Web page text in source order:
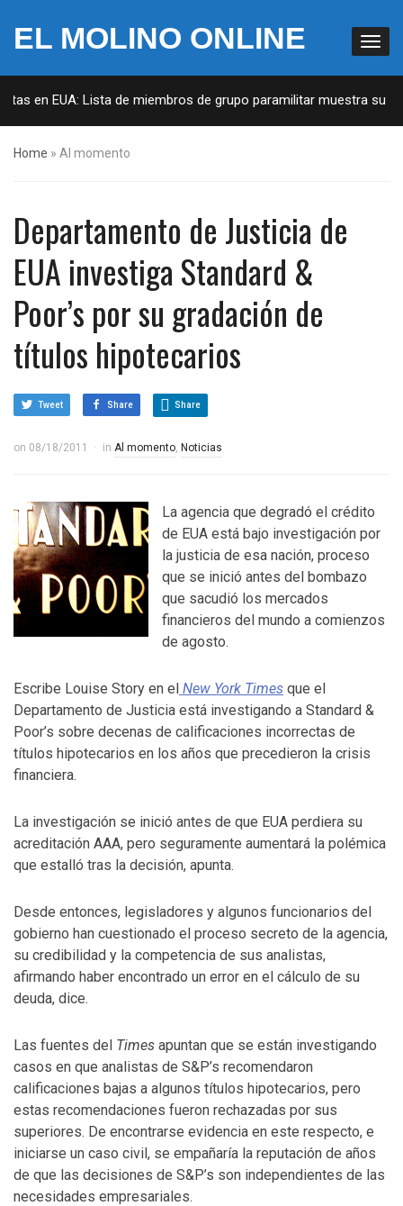
EL MOLINO ONLINE
en EUA: Lista de miembros de grupo paramilitar muestra su
Home » Al momento
Departamento de Justicia de
EUA investiga Standard &
Poor’s por su gradación de
títulos hipotecarios
Tweet Share Share
on 08/18/2011 in Al momento, Noticias
La agencia que degradó el crédito
de EUA está bajo investigación por
la justicia de esa nación, proceso
que se inició antes del bombazo
que sacudió los mercados
financieros del mundo a comienzos
de agosto.
Escribe Louise Story en el New York Times que el
Departamento de Justicia está investigando a Standard &
Poor’s sobre decenas de calificaciones incorrectas de
títulos hipotecarios en los años que precedieron la crisis
financiera.
La investigación se inició antes de que EUA perdiera su
acreditación AAA, pero seguramente aumentará la polémica
que estalló tras la decisión, apunta.
Desde entonces, legisladores y algunos funcionarios del
gobierno han cuestionado el proceso secreto de la agencia,
su credibilidad y la competencia de sus analistas,
afirmando haber encontrado un error en el cálculo de su
deuda, dice.
Las fuentes del Times apuntan que se están investigando
casos en que analistas de S&P’s recomendaron
calificaciones bajas a algunos títulos hipotecarios, pero
estas recomendaciones fueron rechazadas por sus
superiores. De encontrarse evidencia en este respecto, e
iniciarse un caso civil, se empañaría la reputación de años
de que las decisiones de S&P’s son independientes de las
necesidades empresariales.